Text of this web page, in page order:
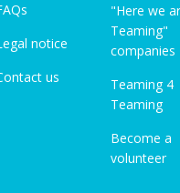
notice
us
"Here we
Teaming"
companies
Teaming 4
Teaming
Become a
volunteer